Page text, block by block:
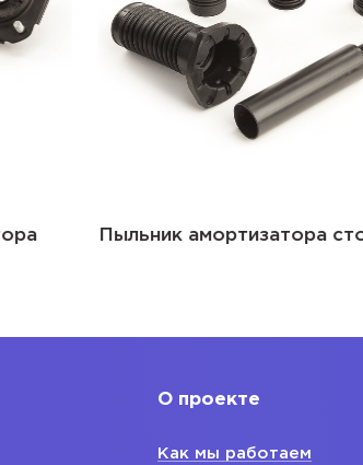
Пыльник амортизатора стойки
О проекте
Как мы работаем